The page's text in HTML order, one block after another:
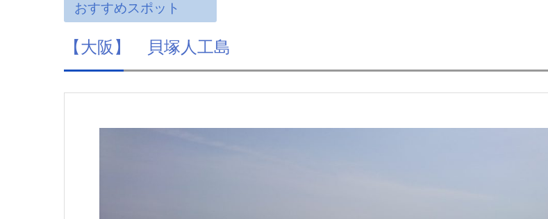
おすすめスポット
【大阪】 貝塚人工島